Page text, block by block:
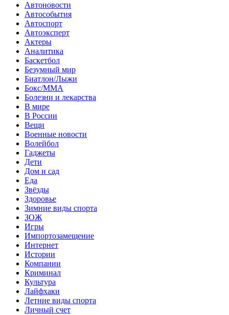
Автоновости
Автособытия
Автоспорт
Автоэксперт
Актеры
Аналитика
Баскетбол
Безумный мир
Биатлон/Лыжи
Бокс/MMA
Болезни и лекарства
В мире
В России
Вещи
Военные новости
Волейбол
Гаджеты
Дети
Дом и сад
Еда
Звёзды
Здоровье
Зимние виды спорта
ЗОЖ
Игры
Импортозамещение
Интернет
Истории
Компании
Криминал
Культура
Лайфхаки
Летние виды спорта
Личный счет